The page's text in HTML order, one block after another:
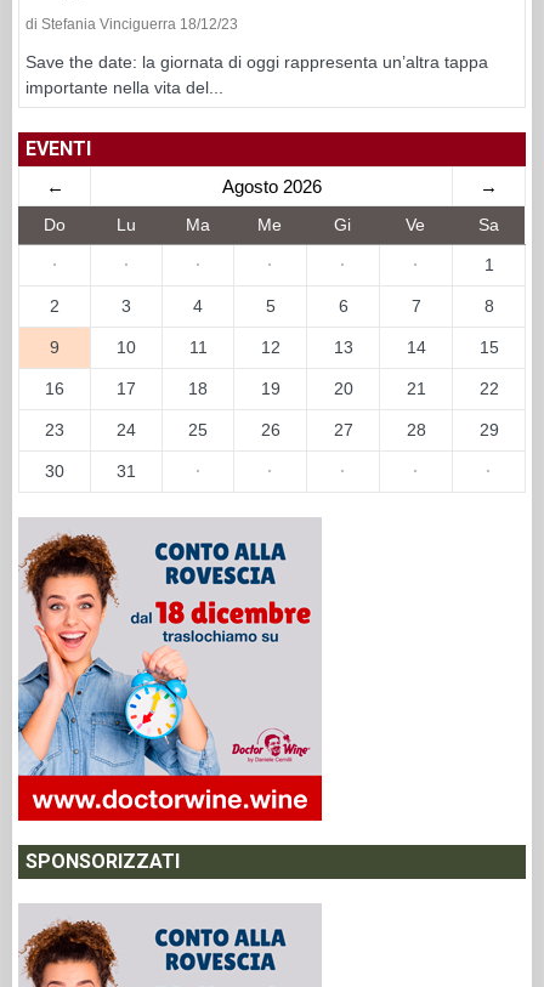
di Stefania Vinciguerra 18/12/23
Save the date: la giornata di oggi rappresenta un’altra tappa
importante nella vita del...
EVENTI
← Agosto 2026 →
Do Lu Ma Me Gi Ve Sa
· · · · · · 1
2 3 4 5 6 7 8
9 10 11 12 13 14 15
16 17 18 19 20 21 22
23 24 25 26 27 28 29
30 31 · · · · ·
SPONSORIZZATI